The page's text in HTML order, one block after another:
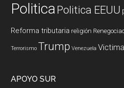
PoliticaPolitica EEUU
Reforma tributaria religión
Terrorismo Trump Venezuela
APOYO SUR